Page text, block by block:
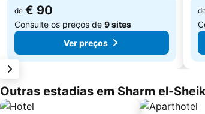
de € 90
Consulte os preços de 9 sites
Ver preços
Outras estadias em Sharm el-